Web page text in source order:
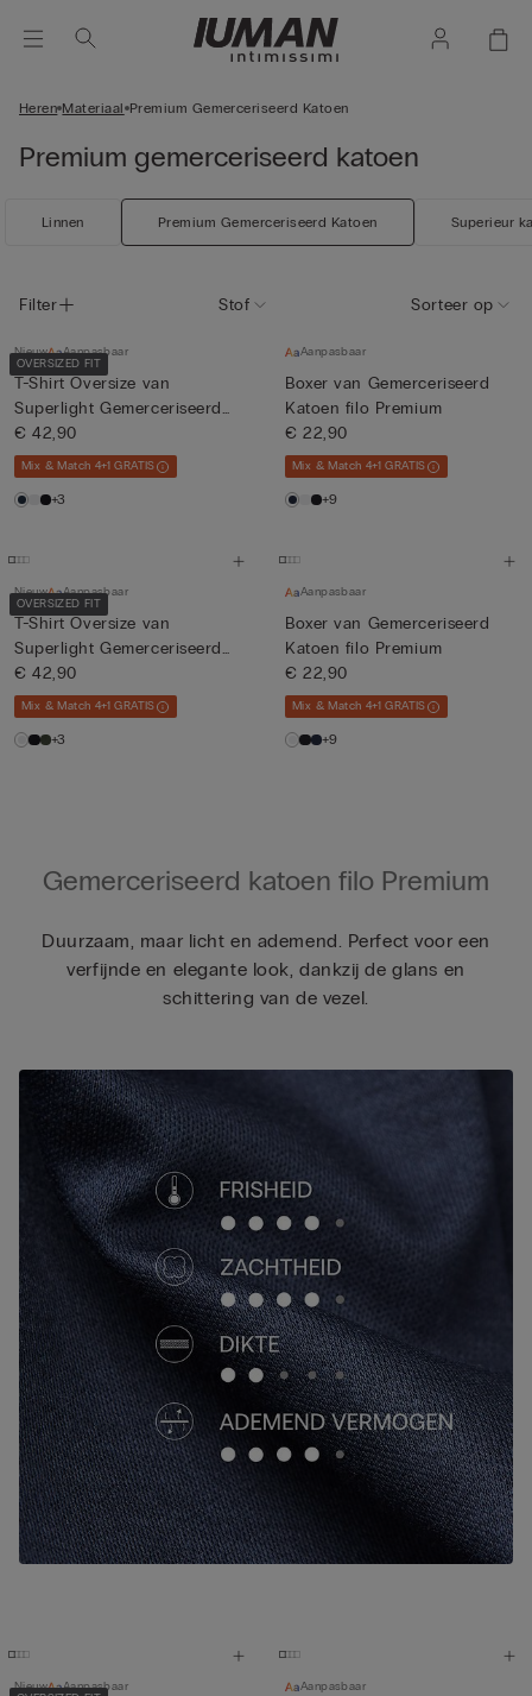
Heren Materiaal Premium Gemerceriseerd Katoen
Premium gemerceriseerd katoen
Linnen Premium Gemerceriseerd Katoen Superieur
Filter Stof Sorteer op
OVERSIZED FIT
Nieuw Aanpasbaar
T-Shirt Oversize van
Superlight Gemerceriseerd
Kat...
€ 42,90
Mix & Match 4+1 GRATIS
+3
Aanpasbaar
Boxer van Gemerceriseerd
Katoen filo Premium
€ 22,90
Mix & Match 4+1 GRATIS
+9
OVERSIZED FIT
Nieuw Aanpasbaar
T-Shirt Oversize van
Superlight Gemerceriseerd
Kat...
€ 42,90
Mix & Match 4+1 GRATIS
+3
Aanpasbaar
Boxer van Gemerceriseerd
Katoen filo Premium
€ 22,90
Mix & Match 4+1 GRATIS
+9
Gemerceriseerd katoen filo Premium
Duurzaam, maar licht en ademend. Perfect voor een
verfijnde en elegante look, dankzij de glans en
schittering van de vezel.
Nieuw Aanpasbaar Aanpasbaar